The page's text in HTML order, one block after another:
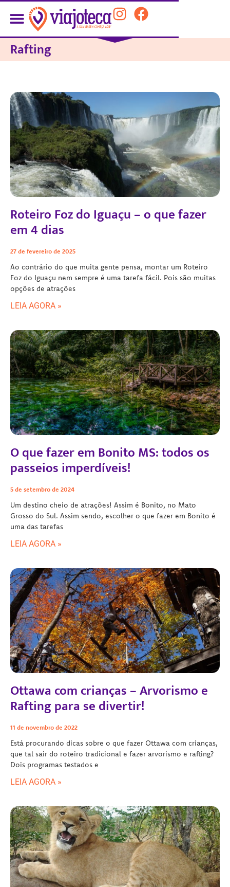
Rafting
Roteiro Foz do Iguaçu – o que fazer
em 4 dias
27 de fevereiro de 2025
Ao contrário do que muita gente pensa, montar um Roteiro
Foz do Iguaçu nem sempre é uma tarefa fácil. Pois são muitas
opções de atrações
LEIA AGORA »
O que fazer em Bonito MS: todos os
passeios imperdíveis!
5 de setembro de 2024
Um destino cheio de atrações! Assim é Bonito, no Mato
Grosso do Sul. Assim sendo, escolher o que fazer em Bonito é
uma das tarefas
LEIA AGORA »
Ottawa com crianças – Arvorismo e
Rafting para se divertir!
11 de novembro de 2022
Está procurando dicas sobre o que fazer Ottawa com crianças,
que tal sair do roteiro tradicional e fazer arvorismo e rafting?
Dois programas testados e
LEIA AGORA »